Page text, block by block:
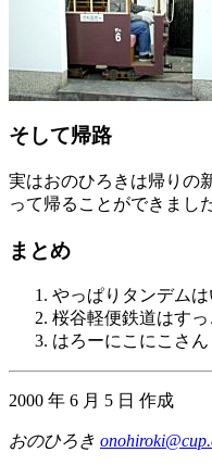
そして帰路
実はおのひろきは帰りの
って帰ることができまし
まとめ
やっぱりタンデム
桜谷軽便鉄道はす
はろーにこにこさ
2000 年 6 月 5 日 作成
おのひろき